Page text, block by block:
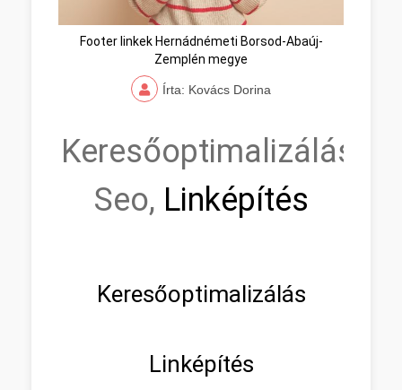
Footer linkek Hernádnémeti Borsod-Abaúj-
Zemplén megye
Írta: Kovács Dorina
Keresőoptimalizálás,
Seo, Linképítés
Keresőoptimalizálás
Linképítés